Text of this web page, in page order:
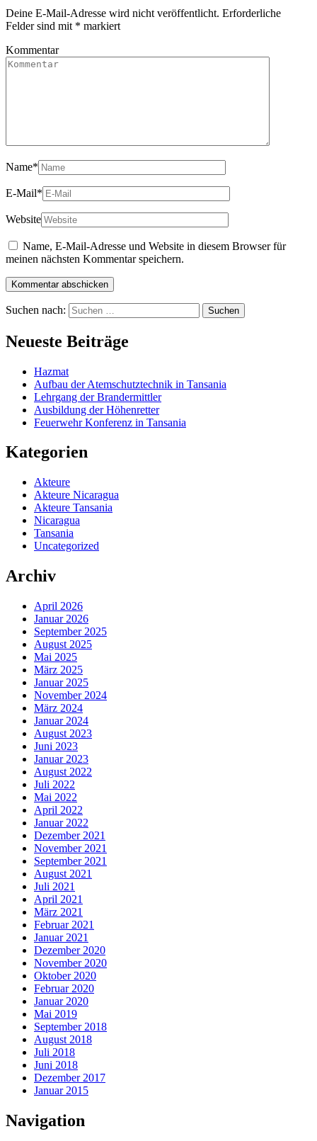
Deine E-Mail-Adresse wird nicht veröffentlicht. Erforderliche
Felder sind mit * markiert
Kommentar
Name*
E-Mail*
Website
Name, E-Mail-Adresse und Website in diesem Browser für
meinen nächsten Kommentar speichern.
Suchen nach:
Neueste Beiträge
Hazmat
Aufbau der Atemschutztechnik in Tansania
Lehrgang der Brandermittler
Ausbildung der Höhenretter
Feuerwehr Konferenz in Tansania
Kategorien
Akteure
Akteure Nicaragua
Akteure Tansania
Nicaragua
Tansania
Uncategorized
Archiv
April 2026
Januar 2026
September 2025
August 2025
Mai 2025
März 2025
Januar 2025
November 2024
März 2024
Januar 2024
August 2023
Juni 2023
Januar 2023
August 2022
Juli 2022
Mai 2022
April 2022
Januar 2022
Dezember 2021
November 2021
September 2021
August 2021
Juli 2021
April 2021
März 2021
Februar 2021
Januar 2021
Dezember 2020
November 2020
Oktober 2020
Februar 2020
Januar 2020
Mai 2019
September 2018
August 2018
Juli 2018
Juni 2018
Dezember 2017
Januar 2015
Navigation